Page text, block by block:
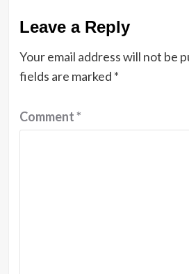
Leave a Reply
Your email address will not be
fields are marked *
Comment*